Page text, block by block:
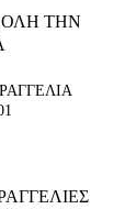
ΤΗΝ